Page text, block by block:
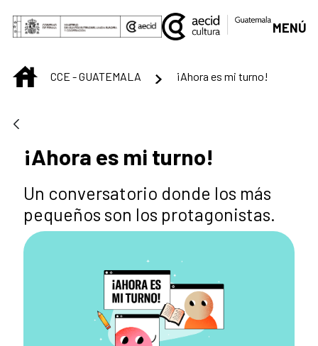
Skip to Main Content
MENÚ
INICIOCCE - GUATEMALA ¡Ahora es mi turno!
¡Ahora es mi turno!
Un conversatorio donde los más
pequeños son los protagonistas.